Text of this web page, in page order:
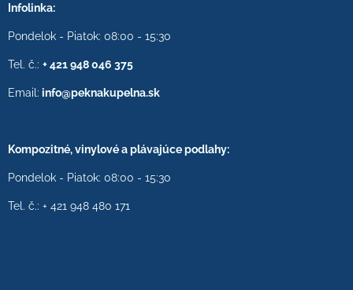
Infolinka:
Pondelok - Piatok: 08:00 - 15:30
Tel. č.: + 421 948 046 375
Email: info@peknakupelna.sk
Kompozitné, vinylové a plávajúce podlahy:
Pondelok - Piatok: 08:00 - 15:30
Tel. č.: + 421 948 480 171